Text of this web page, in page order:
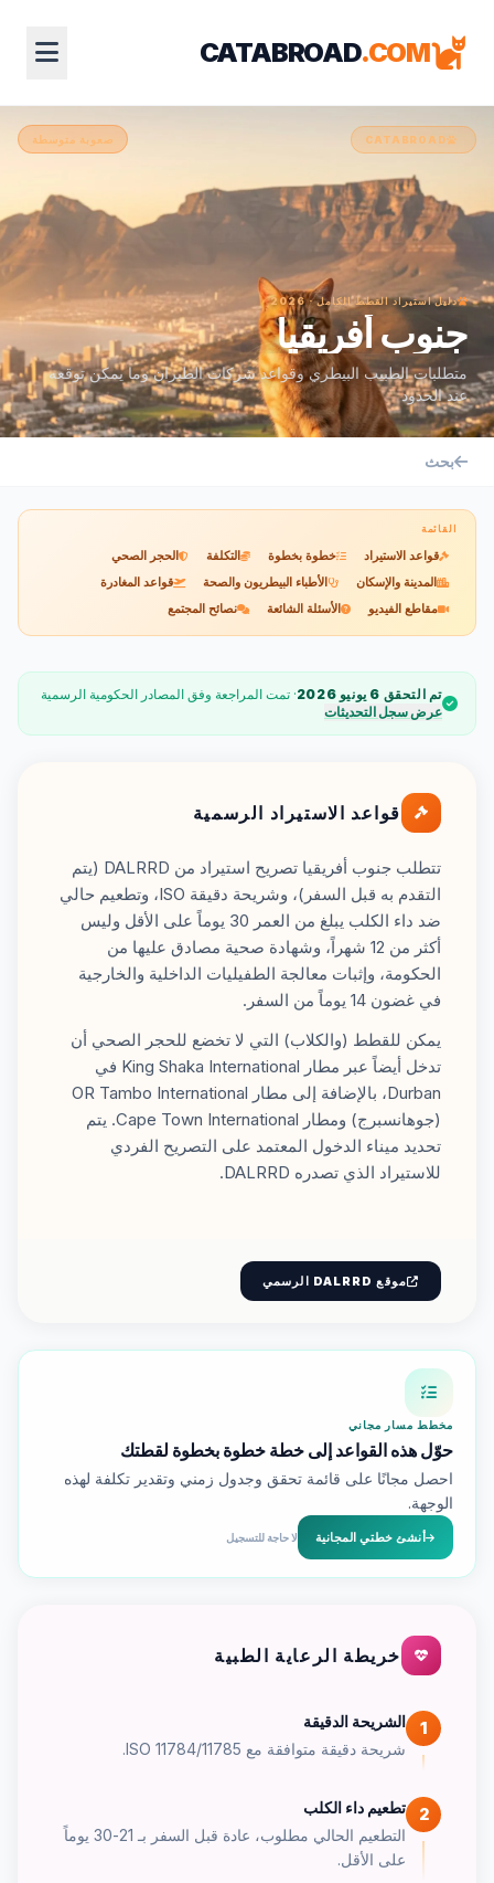
CATABROAD.COM
صعوبة متوسطة CATABROAD
دليل استيراد القطط الكامل · 2026
جنوب أفريقيا
متطلبات الطبيب البيطري وقواعد شركات الطيران وما يمكن توقعه
عند الحدود
بحث
القائمة
قواعد الاستيراد خطوة بخطوة التكلفة
الحجر الصحي
المدينة والإسكان
الأطباء البيطريون والصحة
قواعد المغادرة
مقاطع الفيديو
الأسئلة الشائعة نصائح المجتمع
تم التحقق 6 يونيو 2026
· تمت المراجعة وفق المصادر الحكومية الرسمية
عرض سجل التحديثات
قواعد الاستيراد الرسمية
تتطلب جنوب أفريقيا تصريح استيراد من DALRRD (يتم
التقدم به قبل السفر)، وشريحة دقيقة ISO، وتطعيم حالي
ضد داء الكلب يبلغ من العمر 30 يوماً على الأقل وليس
أكثر من 12 شهراً، وشهادة صحية مصادق عليها من
الحكومة، وإثبات معالجة الطفيليات الداخلية والخارجية
في غضون 14 يوماً من السفر.
يمكن للقطط (والكلاب) التي لا تخضع للحجر الصحي أن
تدخل أيضاً عبر مطار King Shaka International في
Durban، بالإضافة إلى مطار OR Tambo International
(جوهانسبرج) ومطار Cape Town International. يتم
تحديد ميناء الدخول المعتمد على التصريح الفردي
للاستيراد الذي تصدره DALRRD.
موقع DALRRD الرسمي
مخطط مسار مجاني
حوّل هذه القواعد إلى خطة خطوة بخطوة لقطتك
احصل مجانًا على قائمة تحقق وجدول زمني وتقدير تكلفة لهذه
الوجهة.
أنشئ خطتي المجانية لا حاجة للتسجيل
خريطة الرعاية الطبية
1
الشريحة الدقيقة
شريحة دقيقة متوافقة مع ISO 11784/11785.
2
تطعيم داء الكلب
التطعيم الحالي مطلوب، عادة قبل السفر بـ 21-30 يوماً
على الأقل.